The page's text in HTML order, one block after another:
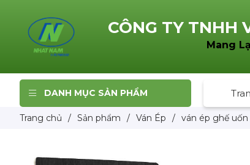
CÔNG TY TNHH
Mang
DANH MỤC SẢN PHẨM
Trang chủ / Sản phẩm / Ván Ép / ván ép ghế